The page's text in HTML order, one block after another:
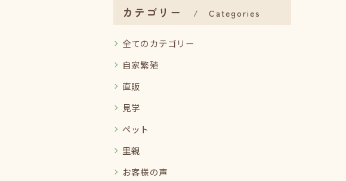
カテゴリー Categories
全てのカテゴリー
自家繁殖
直販
見学
ペット
里親
お客様の声